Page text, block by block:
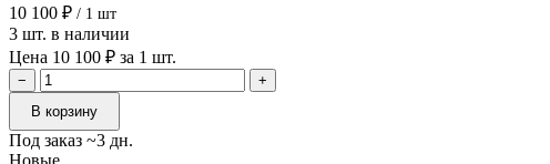
10 100 ₽ / 1 шт
3 шт. в наличии
Цена 10 100 ₽ за 1 шт.
−
+
В корзину
Под заказ ~3 дн.
Новые